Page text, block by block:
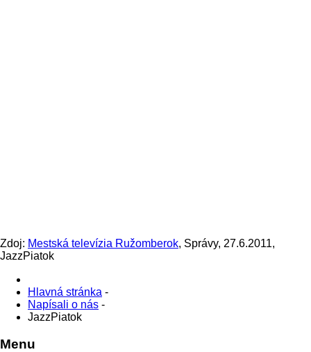
Zdoj: Mestská televízia Ružomberok, Správy, 27.6.2011,
JazzPiatok
Hlavná stránka -
Napísali o nás -
JazzPiatok
Menu